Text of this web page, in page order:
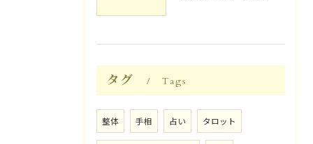
タグ Tags
整体 手相 占い タロット